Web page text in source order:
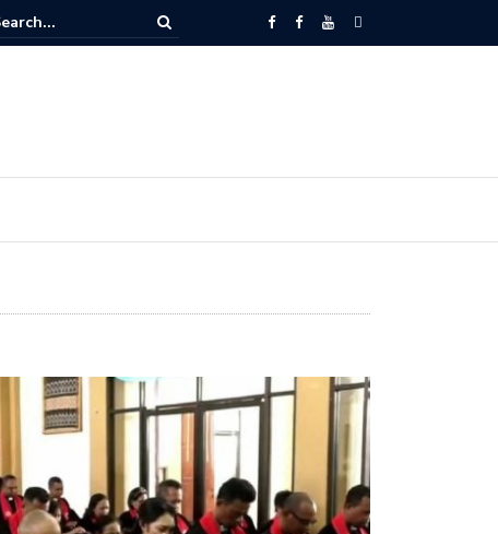
Kaum Bapak Sinode GMIT Harus Menyentuh Isu-isu Sosial